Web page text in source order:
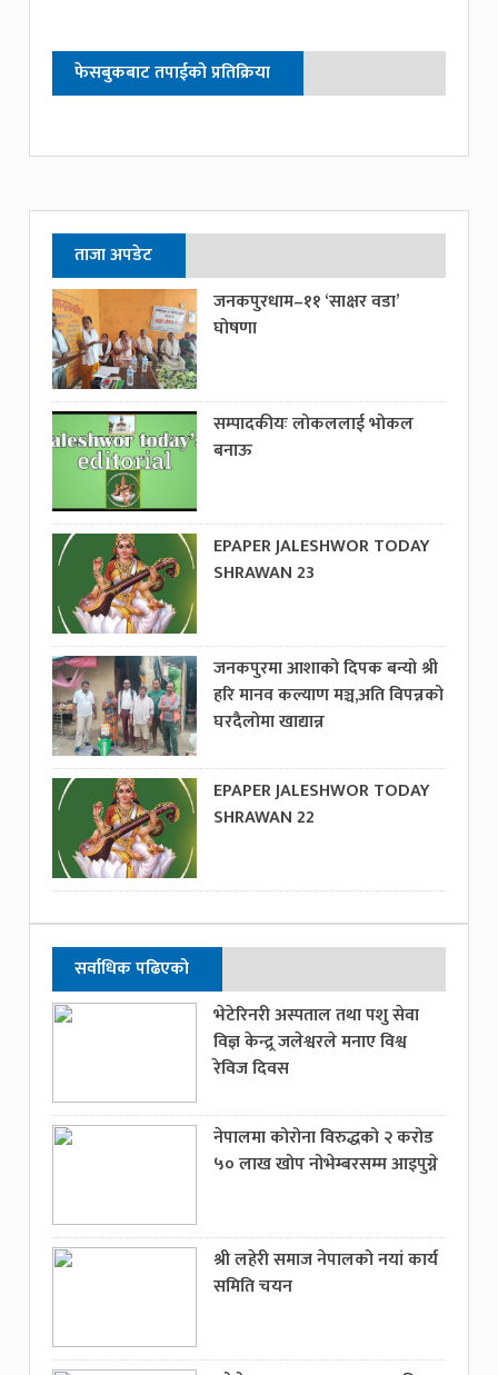
फेसबुकबाट तपाईको प्रतिक्रिया
ताजा अपडेट
जनकपुरधाम–११ ‘साक्षर वडा’
घोषणा
सम्पादकीयः लोकललाई भोकल
बनाऊ
EPAPER JALESHWOR TODAY
SHRAWAN 23
जनकपुरमा आशाको दिपक बन्यो श्री
हरि मानव कल्याण मञ्च,अति विपन्नको
घरदैलोमा खाद्यान्न
EPAPER JALESHWOR TODAY
SHRAWAN 22
सर्वाधिक पढिएको
भेटेरिनरी अस्पताल तथा पशु सेवा
विज्ञ केन्द्र्र जलेश्वरले मनाए विश्व
रेविज दिवस
नेपालमा कोरोना विरुद्धको २ करोड
५० लाख खोप नोभेम्बरसम्म आइपुग्ने
श्री लहेरी समाज नेपालको नयां कार्य
समिति चयन